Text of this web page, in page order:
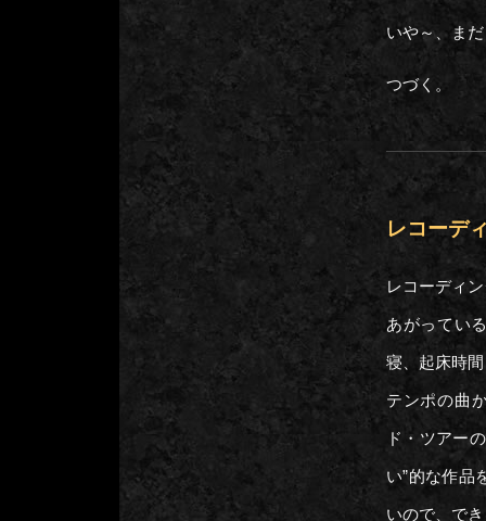
いや～、ま
つづく。
レコーデ
レコーディ
あがってい
寝、起床時
テンポの曲
ド・ツアー
い”的な作品
いので、で